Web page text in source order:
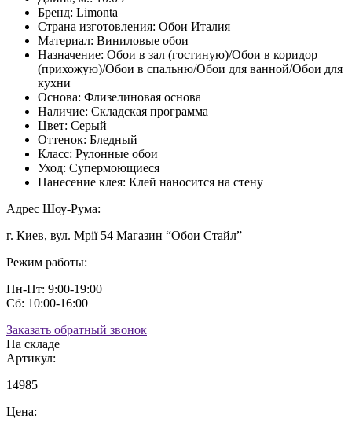
Бренд: Limonta
Страна изготовления: Обои Италия
Материал: Виниловые обои
Назначение: Обои в зал (гостиную)/Обои в коридор
(прихожую)/Обои в спальню/Обои для ванной/Обои для
кухни
Основа: Флизелиновая основа
Наличие: Складская программа
Цвет: Серый
Оттенок: Бледный
Класс: Рулонные обои
Уход: Супермоющиеся
Нанесение клея: Клей наносится на стену
Адрес Шоу-Рума:
г. Киев, вул. Мрії 54 Магазин “Обои Стайл”
Режим работы:
Пн-Пт: 9:00-19:00
Сб: 10:00-16:00
Заказать обратный звонок
На складе
Артикул:
14985
Цена: